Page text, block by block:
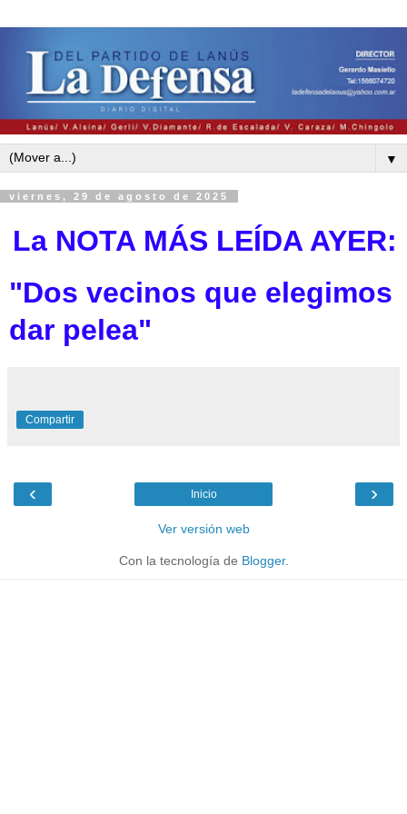
▼
viernes, 29 de agosto de 2025
La NOTA MÁS LEÍDA AYER:
"Dos vecinos que elegimos
dar pelea"
Compartir
‹ ›
Inicio
Ver versión web
Con la tecnología de Blogger.